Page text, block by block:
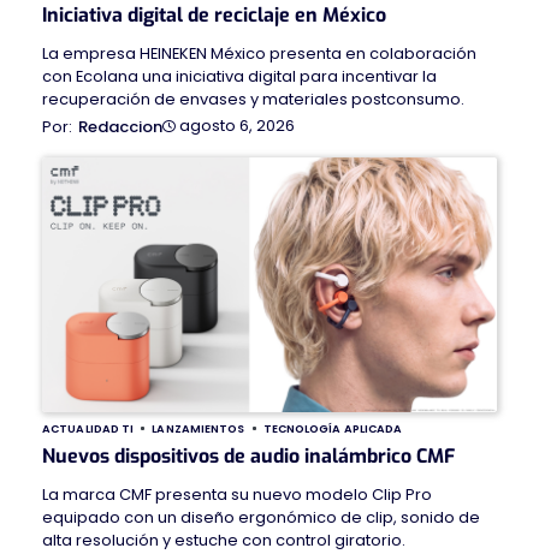
Iniciativa digital de reciclaje en México
La empresa HEINEKEN México presenta en colaboración
con Ecolana una iniciativa digital para incentivar la
recuperación de envases y materiales postconsumo.
Redaccion
agosto 6, 2026
ACTUALIDAD TI LANZAMIENTOS TECNOLOGÍA APLICADA
Nuevos dispositivos de audio inalámbrico CMF
La marca CMF presenta su nuevo modelo Clip Pro
equipado con un diseño ergonómico de clip, sonido de
alta resolución y estuche con control giratorio.